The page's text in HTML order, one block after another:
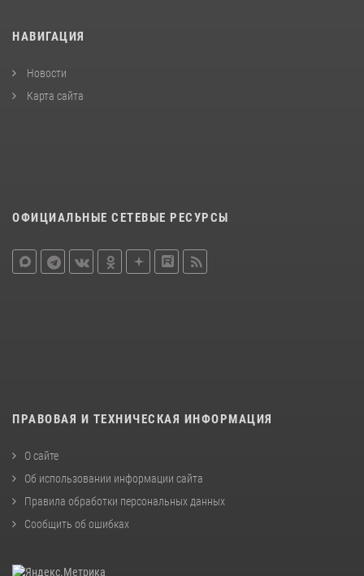
НАВИГАЦИЯ
Новости
Карта сайта
ОФИЦИАЛЬНЫЕ СЕТЕВЫЕ РЕСУРСЫ
ПРАВОВАЯ И ТЕХНИЧЕСКАЯ ИНФОРМАЦИЯ
О сайте
Об использовании информации сайта
Правила обработки персональных данных
Сообщить об ошибках